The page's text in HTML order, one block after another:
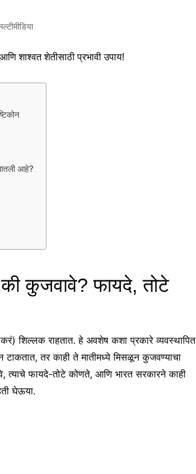
आहे?
की कुजवावे? फायदे, तोटे
शिल्लक राहतात. हे अवशेष कशा प्रकारे व्यवस्थापित
तर काही ते मातीमध्ये मिसळून कुजवण्याचा
त्याचे फायदे-तोटे कोणते, आणि भारत सरकारने काही
घेऊया.